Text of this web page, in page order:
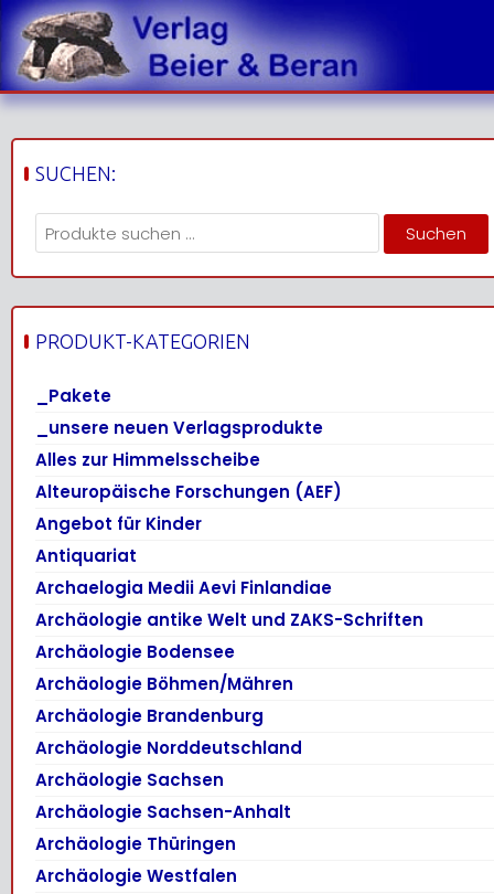
Skip
to
content
SUCHEN:
Suchen
nach: Suchen
PRODUKT-KATEGORIEN
_Pakete
_unsere neuen Verlagsprodukte
Alles zur Himmelsscheibe
Alteuropäische Forschungen (AEF)
Angebot für Kinder
Antiquariat
Archaelogia Medii Aevi Finlandiae
Archäologie antike Welt und ZAKS-Schriften
Archäologie Bodensee
Archäologie Böhmen/Mähren
Archäologie Brandenburg
Archäologie Norddeutschland
Archäologie Sachsen
Archäologie Sachsen-Anhalt
Archäologie Thüringen
Archäologie Westfalen